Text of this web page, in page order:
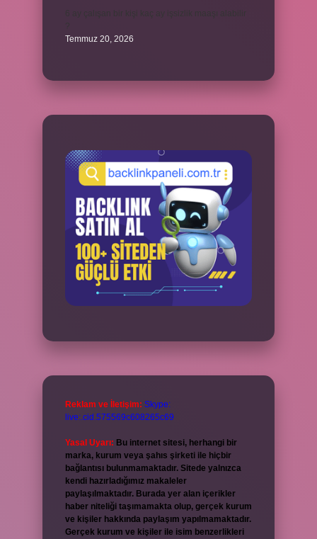
Temmuz 20, 2026
Reklam ve İletişim: Skype:
live:.cid.575569c608265c69
Yasal Uyarı: Bu internet sitesi, herhangi bir
marka, kurum veya şahıs şirketi ile hiçbir
bağlantısı bulunmamaktadır. Sitede yalnızca
kendi hazırladığımız makaleler
paylaşılmaktadır. Burada yer alan içerikler
haber niteliği taşımamakta olup, gerçek kurum
ve kişiler hakkında paylaşım yapılmamaktadır.
Gerçek kurum ve kişiler ile isim benzerlikleri